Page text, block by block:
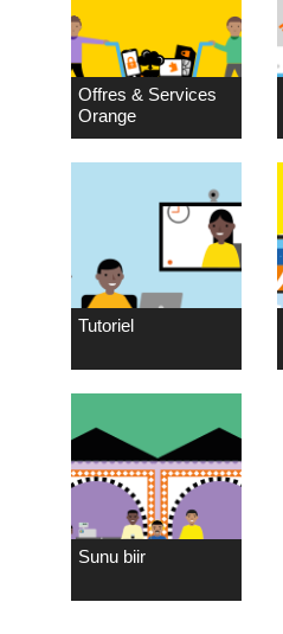
Offres & Services
Orange
Tutoriel
Sunu biir